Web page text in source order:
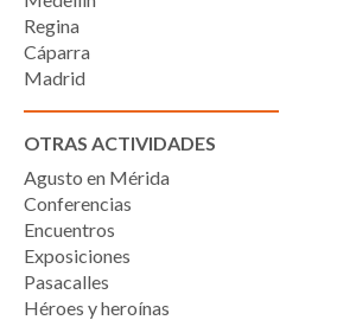
Regina
Cáparra
Madrid
OTRAS ACTIVIDADES
Agusto en Mérida
Conferencias
Encuentros
Exposiciones
Pasacalles
Héroes y heroínas